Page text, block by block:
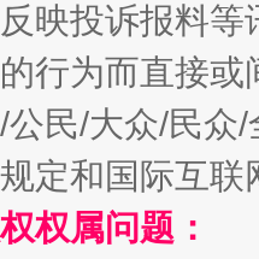
映投诉报料
行为而直接
公民/大众/民
定和国际互
权属问题：